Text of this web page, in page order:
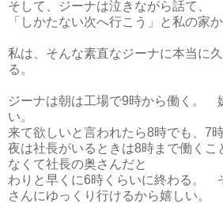
そして、ジーナは泣きながら話て、
「しかたない次へ行こう」と私の家
私は、そんな素直なジーナに本当に
る。
ジーナは朝は工場で9時から働く。
い。
来て欲しいと言われたら8時でも、7時
夜は社長がいるときは8時まで働くこ
なくて社長の奥さんだと
わりと早くに6時くらいに終わる。
さんにゆっくり行けるから嬉しい。